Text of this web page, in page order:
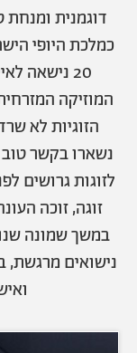
Media
כמלכת היופי
20 נישאה
המוזיקה
נשארו בקשר
לזוגות גרושים
זוגה, זוכה
במשך שמונה